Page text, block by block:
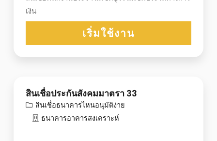
เงิน
เริ่มใช้งาน
สินเชื่อประกันสังคมมาตรา 33
สินเชื่อธนาคารไหนอนุมัติง่าย
ธนาคารอาคารสงเคราะห์